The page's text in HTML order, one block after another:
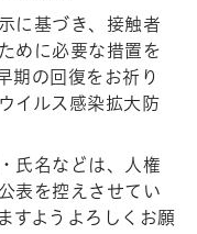
に基づき、接触者
めに必要な措置を
期の回復をお祈り
イルス感染拡大防
氏名などは、人権
表を控えさせてい
すようよろしくお願